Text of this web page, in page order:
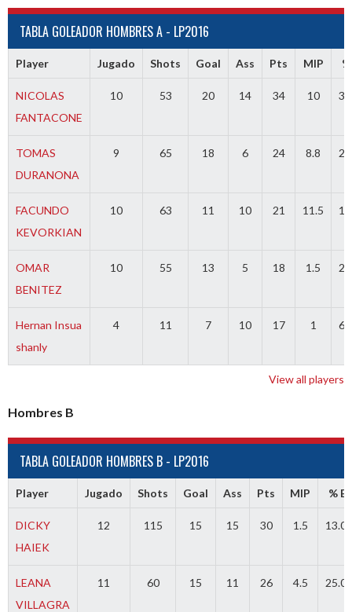
TABLA GOLEADOR HOMBRES A - LP2016
Player Jugado Shots Goal Ass Pts MIP
NICOLAS
FANTACONE
10 53 20 14 34 10
TOMAS
DURANONA
9 65 18 6 24 8.8
FACUNDO
KEVORKIAN
10 63 11 10 21 11.5
OMAR
BENITEZ
10 55 13 5 18 1.5
Hernan Insua
shanly
4 11 7 10 17 1
View all players
Hombres B
TABLA GOLEADOR HOMBRES B - LP2016
Player Jugado Shots Goal Ass Pts MIP % Ef
DICKY
HAIEK
12 115 15 15 30 1.5 13.04
LEANA
VILLAGRA
11 60 15 11 26 4.5 25.00